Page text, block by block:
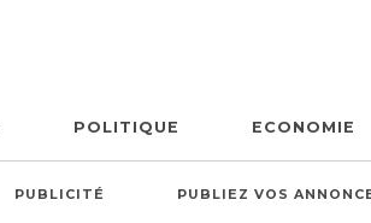
POLITIQUE ECONOMIE
PUBLICITÉ PUBLIEZ VOS